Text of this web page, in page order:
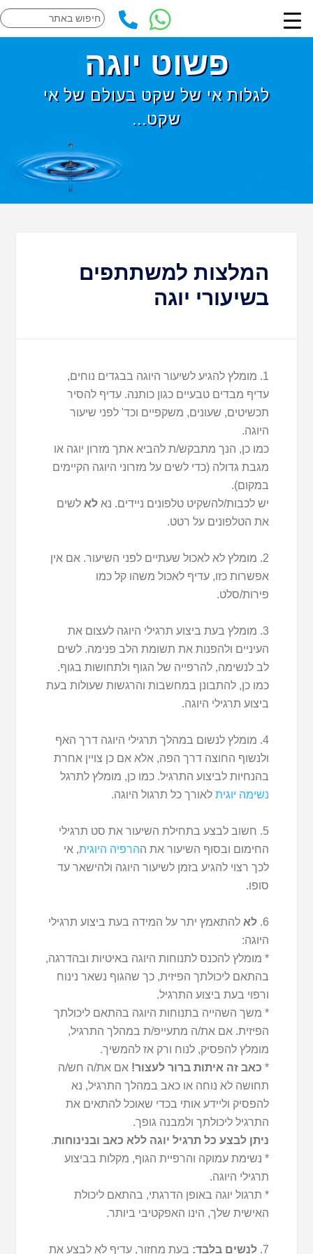
פשוט יוגה
לגלות אי של שקט בעולם של אי
שקט...
המלצות למשתתפים
בשיעורי יוגה
1. מומלץ להגיע לשיעור היוגה בבגדים נוחים,
עדיף מבדים טבעיים כגון כותנה. עדיף להסיר
תכשיטים, שעונים, משקפיים וכד' לפני שיעור
היוגה.
כמו כן, הנך מתבקש/ת להביא אתך מזרון יוגה או
מגבת גדולה (כדי לשים על מזרוני היוגה הקיימים
במקום).
יש לכבות/להשקיט טלפונים ניידים. נאלא לשים
את הטלפונים על רטט.
2. מומלץ לא לאכול שעתיים לפני השיעור. אם אין
אפשרות כזו, עדיף לאכול משהו קל כמו
פירות/סלט.
3. מומלץ בעת ביצוע תרגילי היוגה לעצום את
העיניים ולהפנות את תשומת הלב פנימה. לשים
לב לנשימה, להרפייה של הגוף ולתחושות בגוף.
כמו כן, להתבונן במחשבות והרגשות שעולות בעת
ביצוע תרגילי היוגה.
4. מומלץ לנשום במהלך תרגילי היוגה דרך האף
ולנשוף החוצה דרך הפה, אלא אם כן צויין אחרת
בהנחיות לביצוע התרגיל. כמו כן, מומלץ לתרגל
נשימה יוגית לאורך כל תרגול היוגה.
5. חשוב לבצע בתחילת השיעור את סט תרגילי
החימום ובסוף השיעור את ההרפיה היוגית, אי
לכך רצוי להגיע בזמן לשיעור היוגה ולהישאר עד
סופו.
6. לא להתאמץ יתר על המידה בעת ביצוע תרגילי
היוגה:
* מומלץ להכנס לתנוחות היוגה באיטיות ובהדרגה,
בהתאם ליכולתך הפיזית, כך שהגוף נשאר נינוח
ורפוי בעת ביצוע התרגיל.
* משך השהייה בתנוחות היוגה בהתאם ליכולתך
הפיזית. אם את/ה מתעייפ/ת במהלך התרגיל,
מומלץ להפסיק, לנוח ורק אז להמשיך.
* כאב זה איתות ברור לעצור! אם את/ה חש/ה
תחושה לא נוחה או כאב במהלך התרגיל, נא
להפסיק וליידע אותי בכדי שאוכל להתאים את
התרגיל ליכולתך ולמבנה גופך.
ניתן לבצע כל תרגיל יוגה ללא כאב ובנינוחות.
* נשימת עמוקה והרפיית הגוף, מקלות בביצוע
תרגילי היוגה.
* תרגול יוגה באופן הדרגתי, בהתאם ליכולת
האישית שלך, הינו האפקטיבי ביותר.
7. לנשים בלבד: בעת מחזור, עדיף לא לבצע את